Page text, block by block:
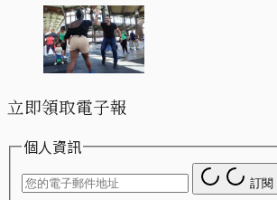
立即領取電子報
個人資訊
訂閱